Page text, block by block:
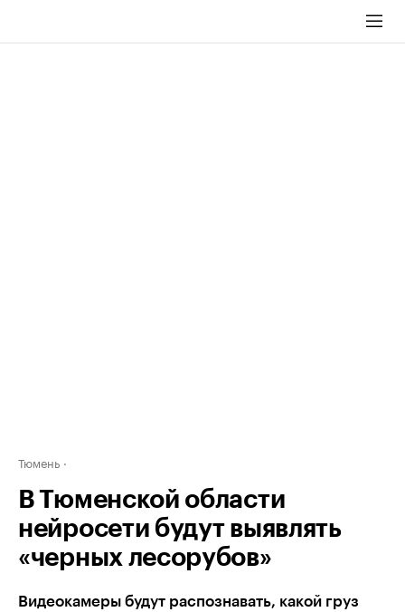
Тюмень
В Тюменской области
нейросети будут выявлять
«черных лесорубов»
Видеокамеры будут распознавать, какой груз